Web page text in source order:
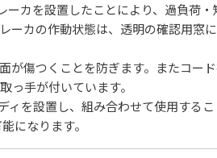
ーカを設置したことにより、過負荷
ーカの作動状態は、透明の確認用窓
が傷つくことを防ぎます。またコー
っ手が付いています。
ィを設置し、組み合わせて使用する
になります。